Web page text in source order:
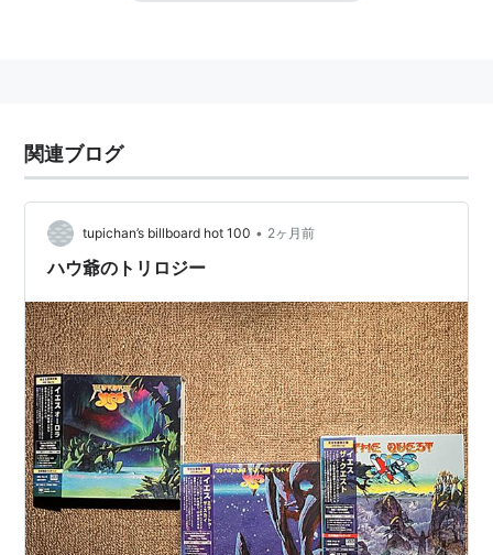
AURORA
アーティスト:藍井エイル
出版社/メーカー:SME
メディア:
この商品を含むブログ (5件) を見る
AURORA(初回生産限定盤)(DVD
付)
アーティスト:藍井エイル
出版社/メーカー:SME
発売日:2012/09/05
メディア:CD
クリック: 12回
この商品を含むブログ (13件) を見る
関連ブログ
tupichan’s billboard hot 100 • 2ヶ月前
ハウ爺のトリロジー